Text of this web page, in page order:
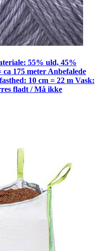
55% uld, 45%
175 meter Anbefalede
10 cm = 22 m Vask:
fladt / Må ikke